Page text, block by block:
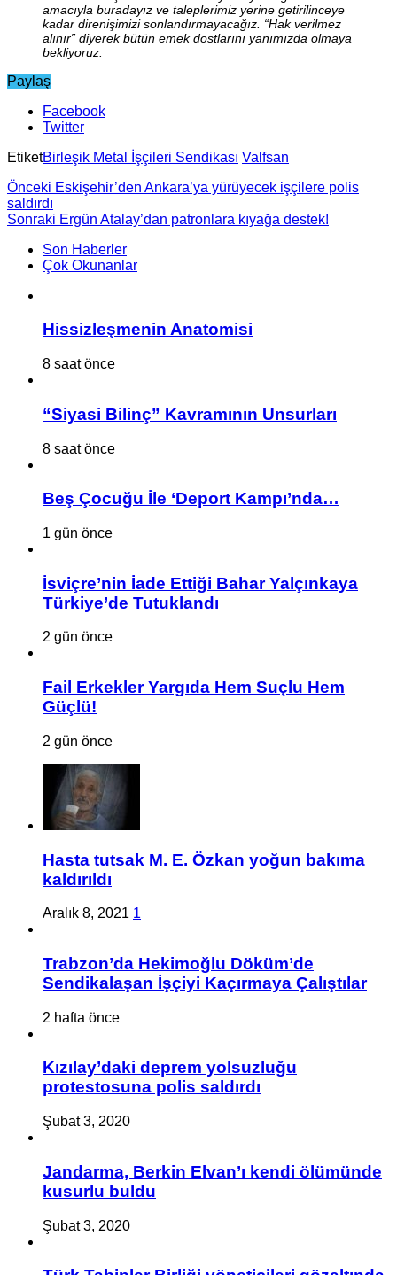
amacıyla buradayız ve taleplerimiz yerine getirilinceye
kadar direnişimizi sonlandırmayacağız. “Hak verilmez
alınır” diyerek bütün emek dostlarını yanımızda olmaya
bekliyoruz.
Paylaş
Facebook
Twitter
EtiketBirleşik Metal İşçileri Sendikası Valfsan
Önceki Eskişehir’den Ankara’ya yürüyecek işçilere polis
saldırdı
Sonraki Ergün Atalay’dan patronlara kıyağa destek!
Son Haberler
Çok Okunanlar
Hissizleşmenin Anatomisi
8 saat önce
“Siyasi Bilinç” Kavramının Unsurları
8 saat önce
Beş Çocuğu İle ‘Deport Kampı’nda…
1 gün önce
İsviçre’nin İade Ettiği Bahar Yalçınkaya
Türkiye’de Tutuklandı
2 gün önce
Fail Erkekler Yargıda Hem Suçlu Hem
Güçlü!
2 gün önce
Hasta tutsak M. E. Özkan yoğun bakıma
kaldırıldı
Aralık 8, 2021 1
Trabzon’da Hekimoğlu Döküm’de
Sendikalaşan İşçiyi Kaçırmaya Çalıştılar
2 hafta önce
Kızılay’daki deprem yolsuzluğu
protestosuna polis saldırdı
Şubat 3, 2020
Jandarma, Berkin Elvan’ı kendi ölümünde
kusurlu buldu
Şubat 3, 2020